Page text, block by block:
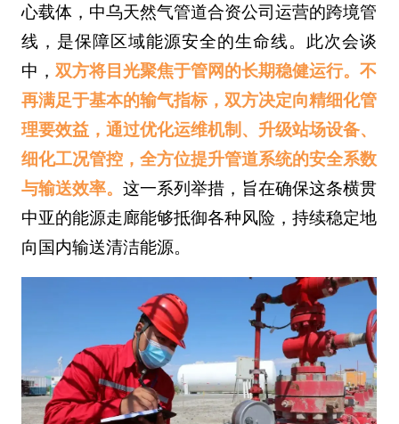
心载体，中乌天然气管道合资公司运营的跨境管
线，是保障区域能源安全的生命线。此次会谈
中， 双方将目光聚焦于管网的长期稳健运行。不
再满足于基本的输气指标，双方决定向精细化管
理要效益，通过优化运维机制、升级站场设备、
细化工况管控，全方位提升管道系统的安全系数
与输送效率。 这一系列举措，旨在确保这条横贯
中亚的能源走廊能够抵御各种风险，持续稳定地
向国内输送清洁能源。